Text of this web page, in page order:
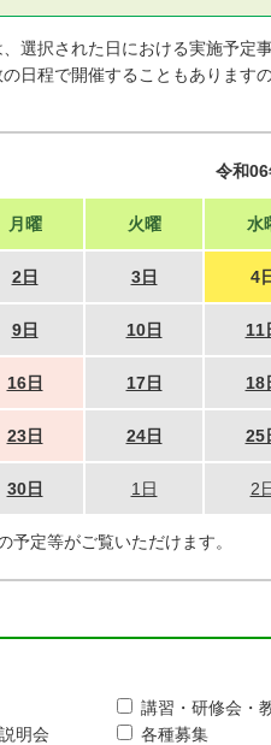
選択された日における実施予定
日程で開催することもあります
令和06
月曜 火曜 水
2日 3日 4
9日 10日 11
16日 17日 18
23日 24日 25
30日 1日 2
予定等がご覧いただけます。
講習・研修会・
明会
各種募集